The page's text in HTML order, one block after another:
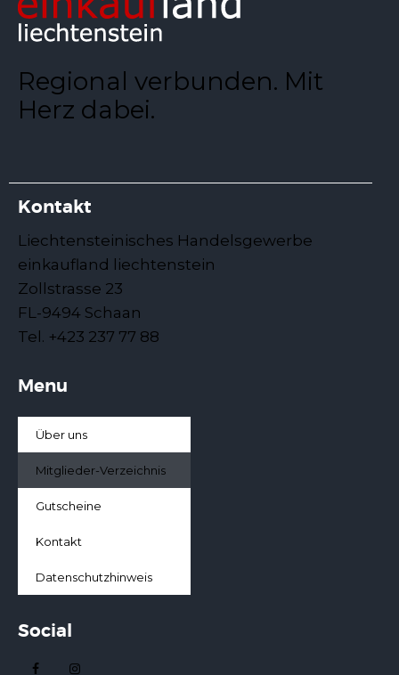
Regional verbunden. Mit
Herz dabei.
Kontakt
Liechtensteinisches Handelsgewerbe
einkaufland liechtenstein
Zollstrasse 23
FL-9494 Schaan
Tel. +423 237 77 88
Menu
Über uns
Mitglieder-Verzeichnis
Gutscheine
Kontakt
Datenschutzhinweis
Social